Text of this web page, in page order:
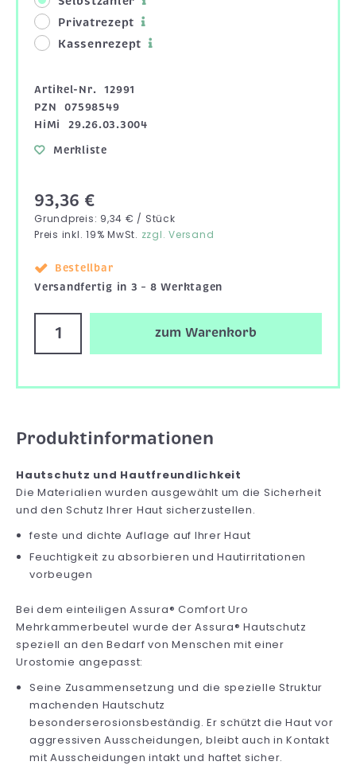
Privatrezept
Kassenrezept
Artikel-Nr.
12991
PZN
07598549
HiMi
29.26.03.3004
Merkliste
93,36 €
Grundpreis: 9,34 € / Stück
Preis inkl. 19% MwSt. zzgl. Versand
Bestellbar
Versandfertig in 3 – 8 Werktagen
zum Warenkorb
Produktinformationen
Hautschutz und Hautfreundlichkeit
Die Materialien wurden ausgewählt um die Sicherheit
und den Schutz Ihrer Haut sicherzustellen.
feste und dichte Auflage auf Ihrer Haut
Feuchtigkeit zu absorbieren und Hautirritationen
vorbeugen
Bei dem einteiligen Assura® Comfort Uro
Mehrkammerbeutel wurde der Assura® Hautschutz
speziell an den Bedarf von Menschen mit einer
Urostomie angepasst:
Seine Zusammensetzung und die spezielle Struktur
machenden Hautschutz
besonderserosionsbeständig. Er schützt die Haut vor
aggressiven Ausscheidungen, bleibt auch in Kontakt
mit Ausscheidungen intakt und haftet sicher.